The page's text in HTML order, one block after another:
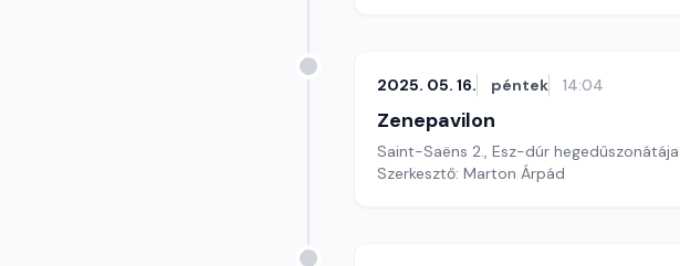
2025. 05. 16. péntek 14:04
Zenepavilon
Saint-Saëns 2., Esz-dúr hegedűszonátája
Szerkesztő: Marton Árpád